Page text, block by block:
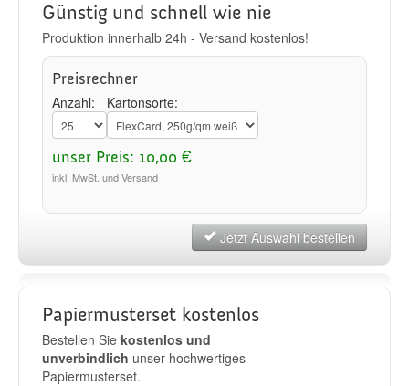
Günstig und schnell wie nie
Produktion innerhalb 24h - Versand kostenlos!
Preisrechner
Anzahl: Kartonsorte:
unser Preis: 10,00 €
inkl. MwSt. und Versand
Jetzt Auswahl bestellen
Papiermusterset kostenlos
Bestellen Sie kostenlos und
unverbindlich unser hochwertiges
Papiermusterset.